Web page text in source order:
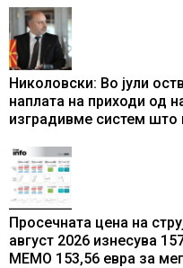
Николовски: Во јули
наплата на приходи од
изградивме систем што
Просечната цена на
август 2026 изнесува
МЕМО 153,56 евра за